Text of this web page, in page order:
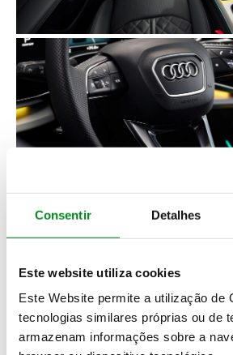
Consentir Detalhes
Este website utiliza cookies
Este Website permite a utilização de
tecnologias similares próprias ou de
armazenam informações sobre a
No interior do renovado Audi Q8
estéticas, mas há novidades.
da tecnologia nos modelos atuais,
Q8 de umnovo sistema de
MIB 3) que permite usar